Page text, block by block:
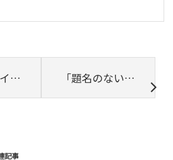
を解説 「題名のない交流会01」を開催しました！
記事